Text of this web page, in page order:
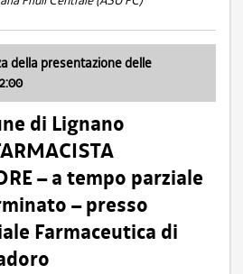
della presentazione delle
di Lignano
– a tempo parziale
– presso
Farmaceutica di